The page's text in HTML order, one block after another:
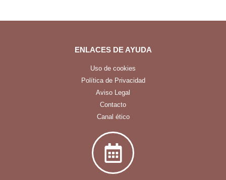
ENLACES DE AYUDA
Uso de cookies
Política de Privacidad
Aviso Legal
Contacto
Canal ético